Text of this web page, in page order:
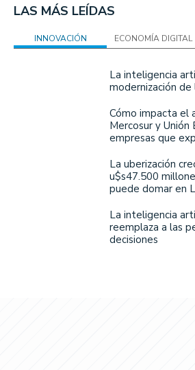
LAS MÁS LEÍDAS
INNOVACIÓN ECONOMÍA DIGITAL
La inteligencia
modernización
Cómo impacta el
Mercosur y Unión
empresas que
La uberización
u$s47.500
puede domar en
La inteligencia
reemplaza a las
decisiones